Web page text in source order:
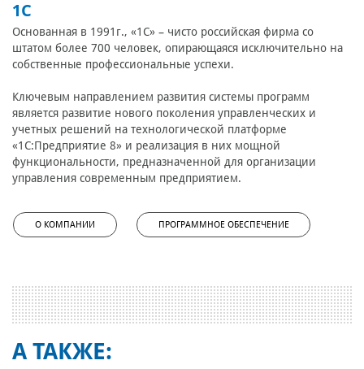
1С
Основанная в 1991г., «1С» – чисто российская фирма со
штатом более 700 человек, опирающаяся исключительно на
собственные профессиональные успехи.
Ключевым направлением развития системы программ
является развитие нового поколения управленческих и
учетных решений на технологической платформе
«1С:Предприятие 8» и реализация в них мощной
функциональности, предназначенной для организации
управления современным предприятием.
О КОМПАНИИ ПРОГРАММНОЕ ОБЕСПЕЧЕНИЕ
А ТАКЖЕ: